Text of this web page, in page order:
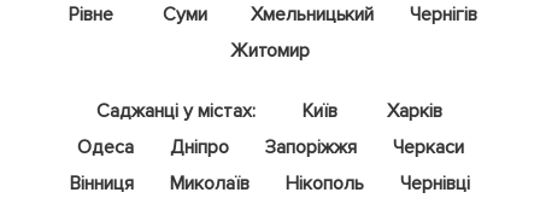
Рівне
Суми Хмельницький
Чернігів
Житомир
Саджанці у містах: Київ
Харків
Одеса
Дніпро Запоріжжя
Черкаси
Вінниця
Миколаїв Нікополь
Чернівці